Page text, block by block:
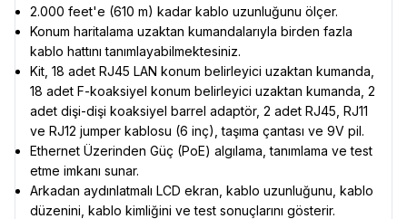
2.000 feet'e (610 m) kadar kablo uzunluğunu ölçer.
Konum haritalama uzaktan kumandalarıyla birden fazla
kablo hattını tanımlayabilmektesiniz.
Kit, 18 adet RJ45 LAN konum belirleyici uzaktan kumanda,
18 adet F-koaksiyel konum belirleyici uzaktan kumanda, 2
adet dişi-dişi koaksiyel barrel adaptör, 2 adet RJ45, RJ11
ve RJ12 jumper kablosu (6 inç), taşıma çantası ve 9V pil.
Ethernet Üzerinden Güç (PoE) algılama, tanımlama ve test
etme imkanı sunar.
Arkadan aydınlatmalı LCD ekran, kablo uzunluğunu, kablo
düzenini, kablo kimliğini ve test sonuçlarını gösterir.